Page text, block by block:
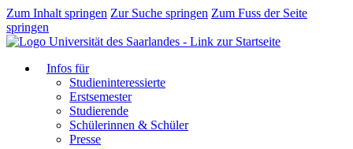
Zum Inhalt springen Zur Suche springen Zum Fuss der Seite
springen
Infos für
Studieninteressierte
Erstsemester
Studierende
Schülerinnen & Schüler
Presse